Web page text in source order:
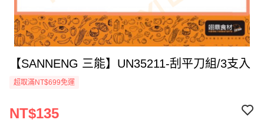
【SANNENG 三能】UN35211-刮平刀組/3支入
超取滿NT$699免運
NT$135